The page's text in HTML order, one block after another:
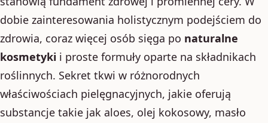
dobie zainteresowania holistycznym podejściem do
zdrowia, coraz więcej osób sięga po naturalne
kosmetyki i proste formuły oparte na składnikach
roślinnych. Sekret tkwi w różnorodnych
właściwościach pielęgnacyjnych, jakie oferują
substancje takie jak aloes, olej kokosowy, masło